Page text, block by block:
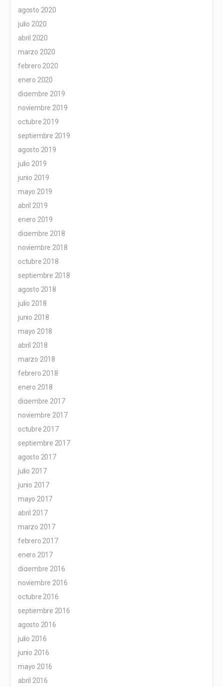
agosto 2020
julio 2020
abril 2020
marzo 2020
febrero 2020
enero 2020
diciembre 2019
noviembre 2019
octubre 2019
septiembre 2019
agosto 2019
julio 2019
junio 2019
mayo 2019
abril 2019
enero 2019
diciembre 2018
noviembre 2018
octubre 2018
septiembre 2018
agosto 2018
julio 2018
junio 2018
mayo 2018
abril 2018
marzo 2018
febrero 2018
enero 2018
diciembre 2017
noviembre 2017
octubre 2017
septiembre 2017
agosto 2017
julio 2017
junio 2017
mayo 2017
abril 2017
marzo 2017
febrero 2017
enero 2017
diciembre 2016
noviembre 2016
octubre 2016
septiembre 2016
agosto 2016
julio 2016
junio 2016
mayo 2016
abril 2016